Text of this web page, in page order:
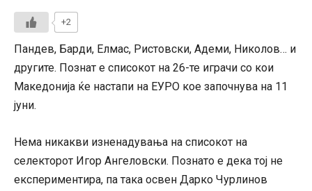
+2
Пандев, Барди, Елмас, Ристовски, Адеми, Николов… и
другите. Познат е списокот на 26-те играчи со кои
Македонија ќе настапи на ЕУРО кое започнува на 11
јуни.
Нема никакви изненадувања на списокот на
селекторот Игор Ангеловски. Познато е дека тој не
експериментира, па така освен Дарко Чурлинов